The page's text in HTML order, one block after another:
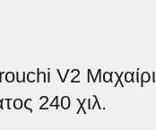
V2 Μαχαίρι
240 χιλ.